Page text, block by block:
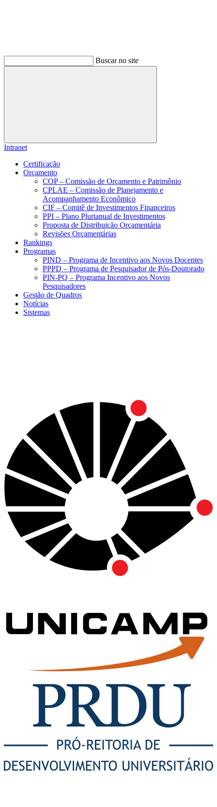
Buscar no site
Buscar
Intranet
Certificação
Orçamento
COP – Comissão de Orçamento e Patrimônio
CPLAE – Comissão de Planejamento e
Acompanhamento Econômico
CIF – Comitê de Investimentos Financeiros
PPI – Plano Plurianual de Investimentos
Proposta de Distribuição Orçamentária
Revisões Orçamentárias
Rankings
Programas
PIND – Programa de Incentivo aos Novos Docentes
PPPD – Programa de Pesquisador de Pós-Doutorado
PIN-PQ – Programa Incentivo aos Novos
Pesquisadores
Gestão de Quadros
Notícias
Sistemas